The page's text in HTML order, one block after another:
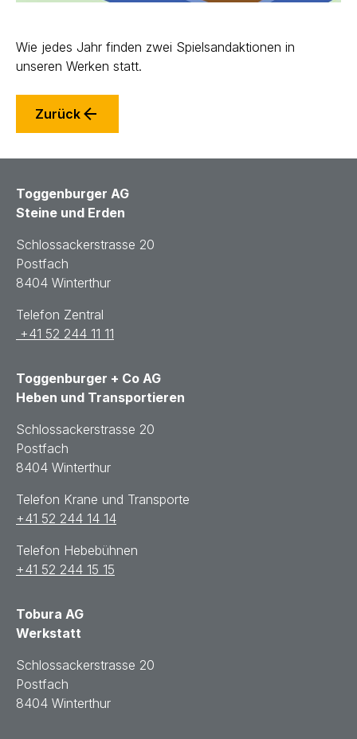
Wie jedes Jahr finden zwei Spielsandaktionen in
unseren Werken statt.
Zurück
Toggenburger AG
Steine und Erden
Schlossackerstrasse 20
Postfach
8404 Winterthur
Telefon Zentral
+41 52 244 11 11
Toggenburger + Co AG
Heben und Transportieren
Schlossackerstrasse 20
Postfach
8404 Winterthur
Telefon Krane und Transporte
+41 52 244 14 14
Telefon Hebebühnen
+41 52 244 15 15
Tobura AG
Werkstatt
Schlossackerstrasse 20
Postfach
8404 Winterthur